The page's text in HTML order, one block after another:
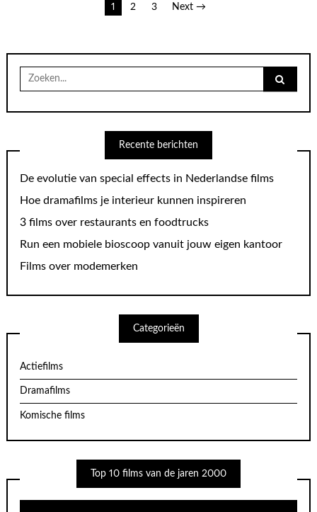
1 2 3 Next →
Search
for:
Recente berichten
De evolutie van special effects in Nederlandse films
Hoe dramafilms je interieur kunnen inspireren
3 films over restaurants en foodtrucks
Run een mobiele bioscoop vanuit jouw eigen kantoor
Films over modemerken
Categorieën
Actiefilms
Dramafilms
Komische films
Top 10 films van de jaren 2000